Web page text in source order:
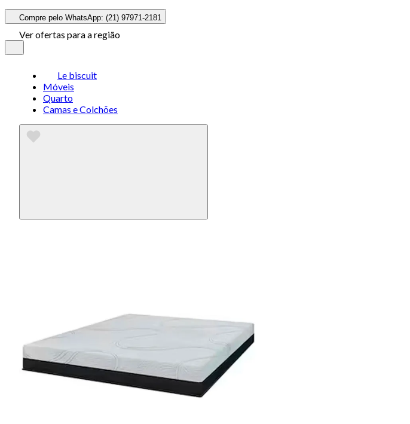
Compre pelo WhatsApp: (21) 97971-2181
Ver ofertas para a região
Le biscuit
Móveis
Quarto
Camas e Colchões